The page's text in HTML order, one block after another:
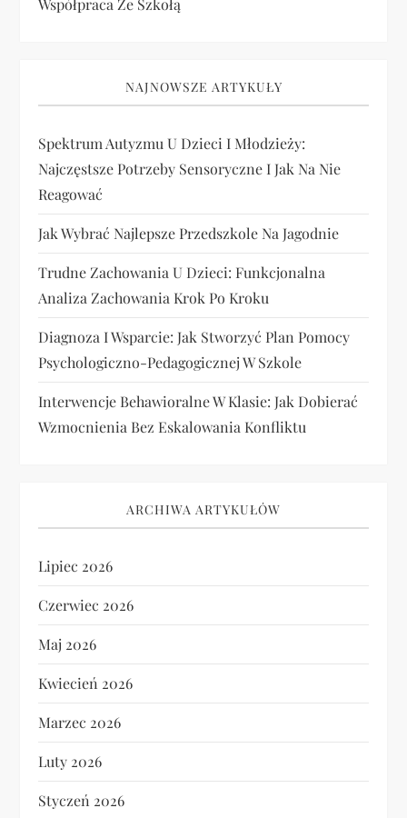
Współpraca Ze Szkołą
NAJNOWSZE ARTYKUŁY
Spektrum Autyzmu U Dzieci I Młodzieży:
Najczęstsze Potrzeby Sensoryczne I Jak Na Nie
Reagować
Jak Wybrać Najlepsze Przedszkole Na Jagodnie
Trudne Zachowania U Dzieci: Funkcjonalna
Analiza Zachowania Krok Po Kroku
Diagnoza I Wsparcie: Jak Stworzyć Plan Pomocy
Psychologiczno-Pedagogicznej W Szkole
Interwencje Behawioralne W Klasie: Jak Dobierać
Wzmocnienia Bez Eskalowania Konfliktu
ARCHIWA ARTYKUŁÓW
Lipiec 2026
Czerwiec 2026
Maj 2026
Kwiecień 2026
Marzec 2026
Luty 2026
Styczeń 2026